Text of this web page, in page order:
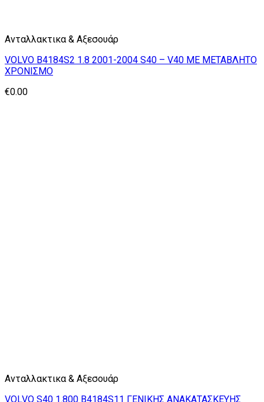
Ανταλλακτικα & Αξεσουάρ
VOLVO B4184S2 1.8 2001-2004 S40 – V40 ME ΜΕΤΑΒΛΗΤΟ
ΧΡΟΝΙΣΜΟ
€0.00
Ανταλλακτικα & Αξεσουάρ
VOLVO S40 1.800 B4184S11 ΓΕΝΙΚΗΣ ΑΝΑΚΑΤΑΣΚΕΥΗΣ